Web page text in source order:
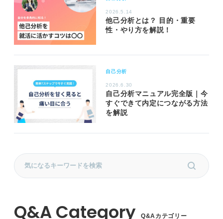
2026.5.14
他己分析とは？ 目的・重要
性・やり方を解説！
自己分析
2026.6.30
自己分析マニュアル完全版｜今
すぐできて内定につながる方法
を解説
Q&Aカテゴリー